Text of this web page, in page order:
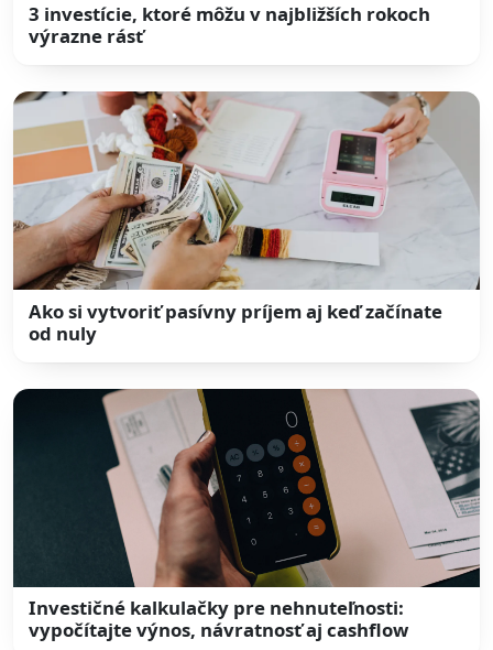
3 investície, ktoré môžu v najbližších rokoch
výrazne rásť
Ako si vytvoriť pasívny príjem aj keď začínate
od nuly
Investičné kalkulačky pre nehnuteľnosti:
vypočítajte výnos, návratnosť aj cashflow